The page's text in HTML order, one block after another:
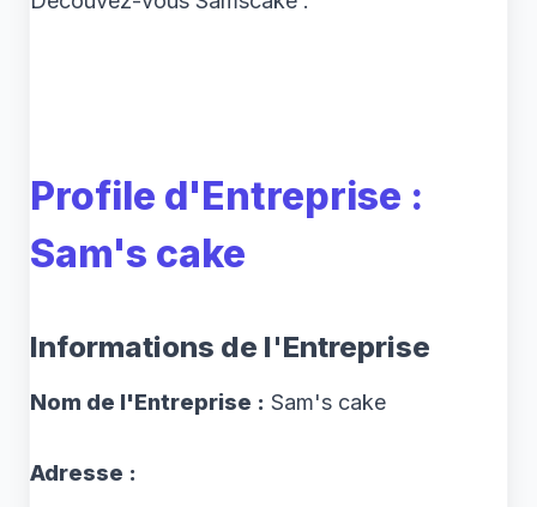
Profile d'Entreprise :
Sam's cake
Informations de l'Entreprise
Nom de l'Entreprise : Sam's cake
Adresse :